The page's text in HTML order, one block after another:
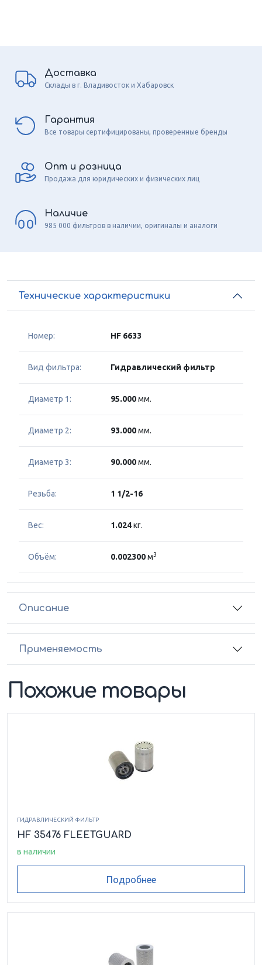
Доставка
Склады в г. Владивосток и Хабаровск
Гарантия
Все товары сертифицированы, проверенные бренды
Опт и розница
Продажа для юридических и физических лиц
Наличие
985 000 фильтров в наличии, оригиналы и аналоги
Технические характеристики
Номер: HF 6633
Вид фильтра: Гидравлический фильтр
Диаметр 1: 95.000мм.
Диаметр 2: 93.000мм.
Диаметр 3: 90.000мм.
Резьба: 1 1/2-16
Вес: 1.024кг.
Объём: 0.002300м3
Описание
Применяемость
Похожие товары
ГИДРАВЛИЧЕСКИЙ ФИЛЬТР
HF 35476 FLEETGUARD
в наличии
Подробнее